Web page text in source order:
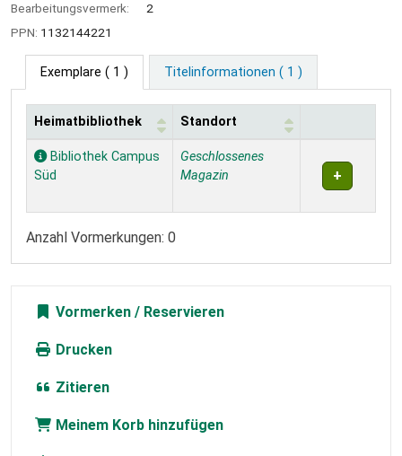
Bearbeitungsvermerk:
2
PPN: 1132144221
Exemplare ( 1 ) Titelinformationen ( 1 )
Exemplare
Heimatbibliothek Standort
Bibliothek Campus
Süd
Geschlossenes
Magazin
Anzahl Vormerkungen: 0
Vormerken
Drucken
Zitieren
Meinem Korb hinzufügen